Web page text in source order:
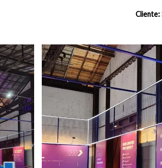
Cliente: